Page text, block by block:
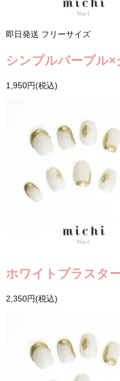
即日発送 フリーサイズ
シンプルパープル
1,950円(税込)
ホワイトプラスタ
2,350円(税込)